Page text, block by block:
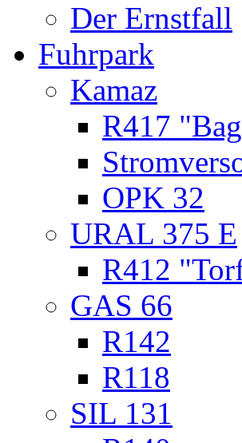
Der Ernstfall
Fuhrpark
Kamaz
R417
OPK 32
URAL 375 E
R412
GAS 66
R142
R118
SIL 131